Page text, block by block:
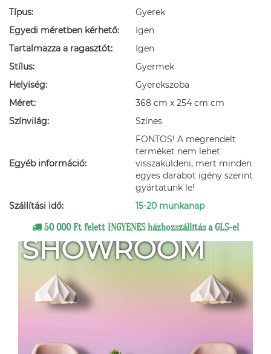
Típus:
Gyerek
Egyedi méretben kérhető:
Igen
Tartalmazza a ragasztót:
Igen
Stílus:
Gyermek
Helyiség:
Gyerekszoba
Méret:
368 cm x 254 cm cm
Színvilág:
Színes
Egyéb információ:
FONTOS! A megrendelt
terméket nem lehet
visszaküldeni, mert minden
egyes darabot igény szerint
gyártatunk le!
Szállítási idő:
15-20 munkanap
50 000 Ft felett INGYENES házhozszállítás a GLS-el
SHOWROOM